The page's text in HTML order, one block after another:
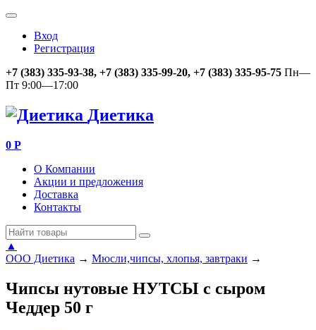
Вход
Регистрация
+7 (383) 335-93-38, +7 (383) 335-99-20, +7 (383) 335-95-75 Пн—
Пт 9:00—17:00
Диетика
0 Р
О Компании
Акции и предложения
Доставка
Контакты
▲
ООО Диетика → Мюсли,чипсы, хлопья, завтраки →
Чипсы нутовые НУТСЫ с сыром
Чеддер 50 г